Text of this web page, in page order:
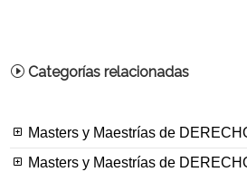
Categorías relacionadas
Masters y Maestrías de
Masters y Maestrías de